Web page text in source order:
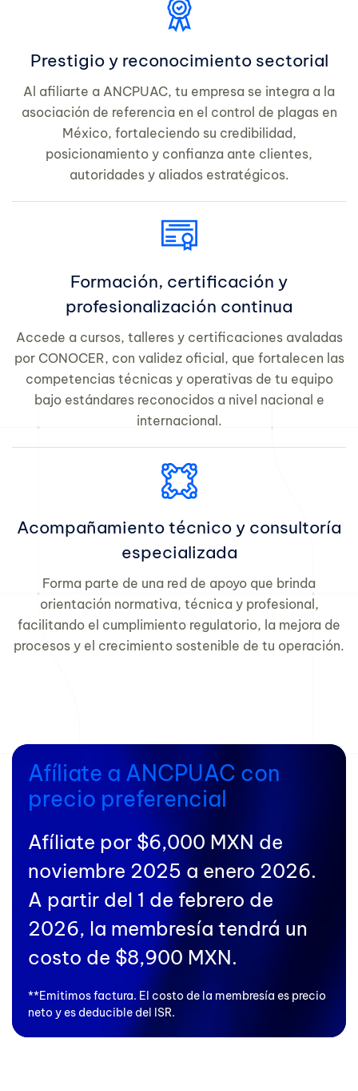
Prestigio y reconocimiento sectorial
Al afiliarte a ANCPUAC, tu empresa se integra a la
asociación de referencia en el control de plagas en
México, fortaleciendo su credibilidad,
posicionamiento y confianza ante clientes,
autoridades y aliados estratégicos.
Formación, certificación y
profesionalización continua
Accede a cursos, talleres y certificaciones avaladas
por CONOCER, con validez oficial, que fortalecen las
competencias técnicas y operativas de tu equipo
bajo estándares reconocidos a nivel nacional e
internacional.
Acompañamiento técnico y consultoría
especializada
Forma parte de una red de apoyo que brinda
orientación normativa, técnica y profesional,
facilitando el cumplimiento regulatorio, la mejora de
procesos y el crecimiento sostenible de tu operación.
Afíliate a ANCPUAC con
precio preferencial
Afíliate por $6,000 MXN de
noviembre 2025 a enero 2026.
A partir del 1 de febrero de
2026, la membresía tendrá un
costo de $8,900 MXN.
**Emitimos factura. El costo de la membresía es precio
neto y es deducible del ISR.